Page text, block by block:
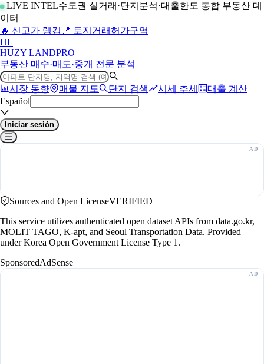
LIVE INTEL수도권 실거래·단지분석·대출한도 통합 부동산 데
이터
🔥 신고가 랭킹 📍 토지거래허가구역
HL
HUZY LANDPRO
부동산 매수·매도·중개 전문 분석
시장 동향 매물 지도 단지 검색 시세 추세
대출 계산
Español
Iniciar sesión
Sources and Open LicenseVERIFIED
This service utilizes authenticated open dataset APIs from data.go.kr,
MOLIT TAGO, K-apt, and Seoul Transportation Data. Provided
under Korea Open Government License Type 1.
SponsoredAdSense